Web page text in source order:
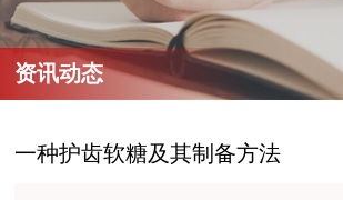
资讯动态
一种护齿软糖及其制备方法